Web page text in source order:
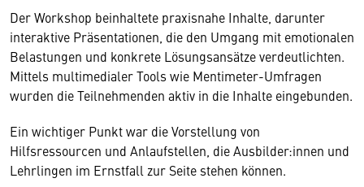
Der Workshop beinhaltete praxisnahe Inhalte, darunter
interaktive Präsentationen, die den Umgang mit emotionalen
Belastungen und konkrete Lösungsansätze verdeutlichten.
Mittels multimedialer Tools wie Mentimeter-Umfragen
wurden die Teilnehmenden aktiv in die Inhalte eingebunden.
Ein wichtiger Punkt war die Vorstellung von
Hilfsressourcen und Anlaufstellen, die Ausbilder:innen und
Lehrlingen im Ernstfall zur Seite stehen können.